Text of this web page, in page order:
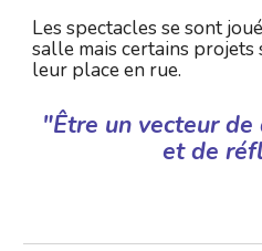
Les spectacles se sont
salle mais certains
leur place en rue.
"Être un vecteur
et de